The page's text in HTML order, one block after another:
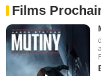
Films